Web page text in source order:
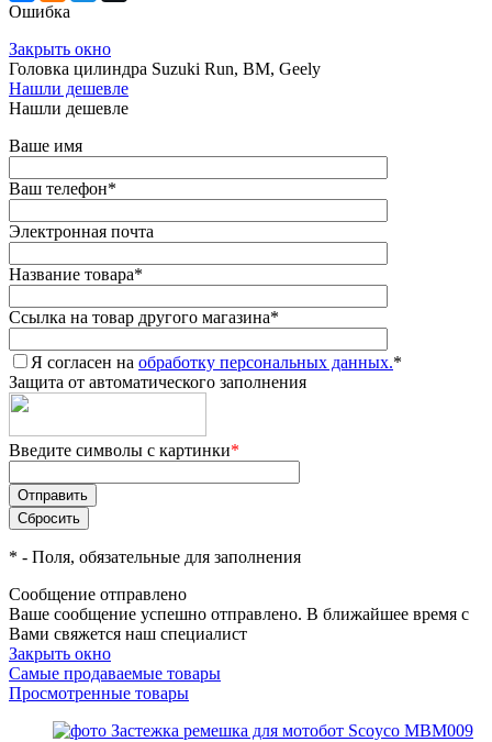
Ошибка
Закрыть окно
Головка цилиндра Suzuki Run, BM, Geely
Нашли дешевле
Нашли дешевле
Ваше имя
Ваш телефон*
Электронная почта
Название товара*
Ссылка на товар другого магазина*
Я согласен на обработку персональных данных.*
Защита от автоматического заполнения
Введите символы с картинки*
* - Поля, обязательные для заполнения
Сообщение отправлено
Ваше сообщение успешно отправлено. В ближайшее время с
Вами свяжется наш специалист
Закрыть окно
Самые продаваемые товары
Просмотренные товары